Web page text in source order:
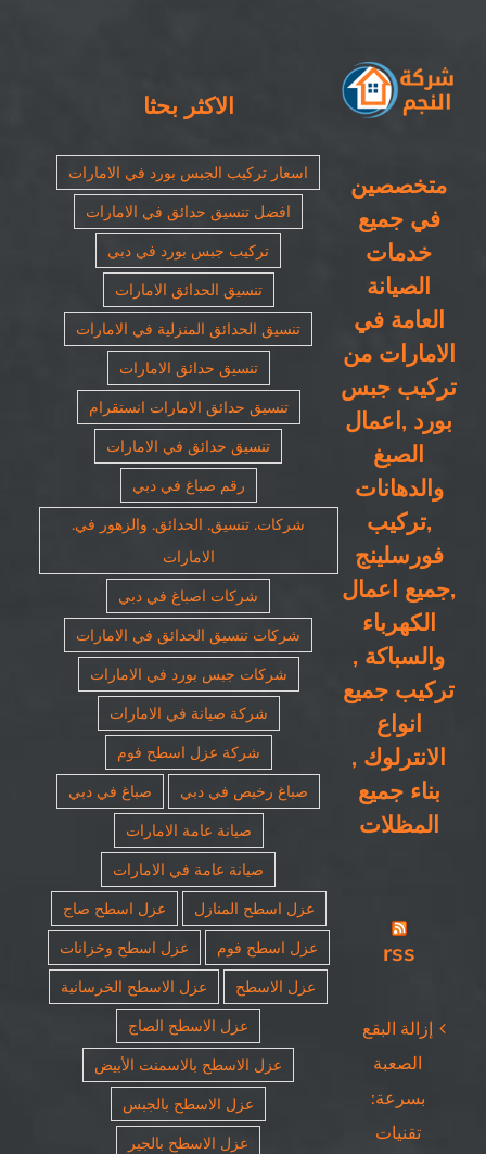
متخصصين
في جميع
خدمات
الصيانة
العامة في
الامارات من
تركيب جبس
بورد ,اعمال
الصبغ
والدهانات
,تركيب
فورسلينج
,جميع اعمال
الكهرباء
والسباكة ,
تركيب جميع
انواع
الانترلوك ,
بناء جميع
المظلات
rss
إزالة البقع
الصعبة
بسرعة:
تقنيات
الاكثر بحثا
اسعار تركيب الجبس بورد في الامارات
افضل تنسيق حدائق في الامارات
تركيب جبس بورد في دبي
تنسيق الحدائق الامارات
تنسيق الحدائق المنزلية في الامارات
تنسيق حدائق الامارات
تنسيق حدائق الامارات انستقرام
تنسيق حدائق في الامارات
رقم صباغ في دبي
شركات. تنسيق. الحدائق. والزهور في.
الامارات
شركات اصباغ في دبي
شركات تنسيق الحدائق في الامارات
شركات جبس بورد في الامارات
شركة صيانة في الامارات
شركة عزل اسطح فوم
صباغ رخيص في دبي
صباغ في دبي
صيانة عامة الامارات
صيانة عامة في الامارات
عزل اسطح المنازل
عزل اسطح صاج
عزل اسطح فوم
عزل اسطح وخزانات
عزل الاسطح
عزل الاسطح الخرسانية
عزل الاسطح الصاج
عزل الاسطح بالاسمنت الأبيض
عزل الاسطح بالجبس
عزل الاسطح بالجير